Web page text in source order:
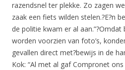
razendsnel ter plekke. Zo zagen
zaak een fiets wilden stelen.?E?n
de politie kwam er al
worden voorzien van foto’s,
gevallen direct met?bewijs in de
Kok: “Al met al gaf Compronet